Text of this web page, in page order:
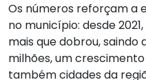
Os números reforçam a
no município: desde
mais que dobrou, saindo
milhões, um crescimento
também cidades da